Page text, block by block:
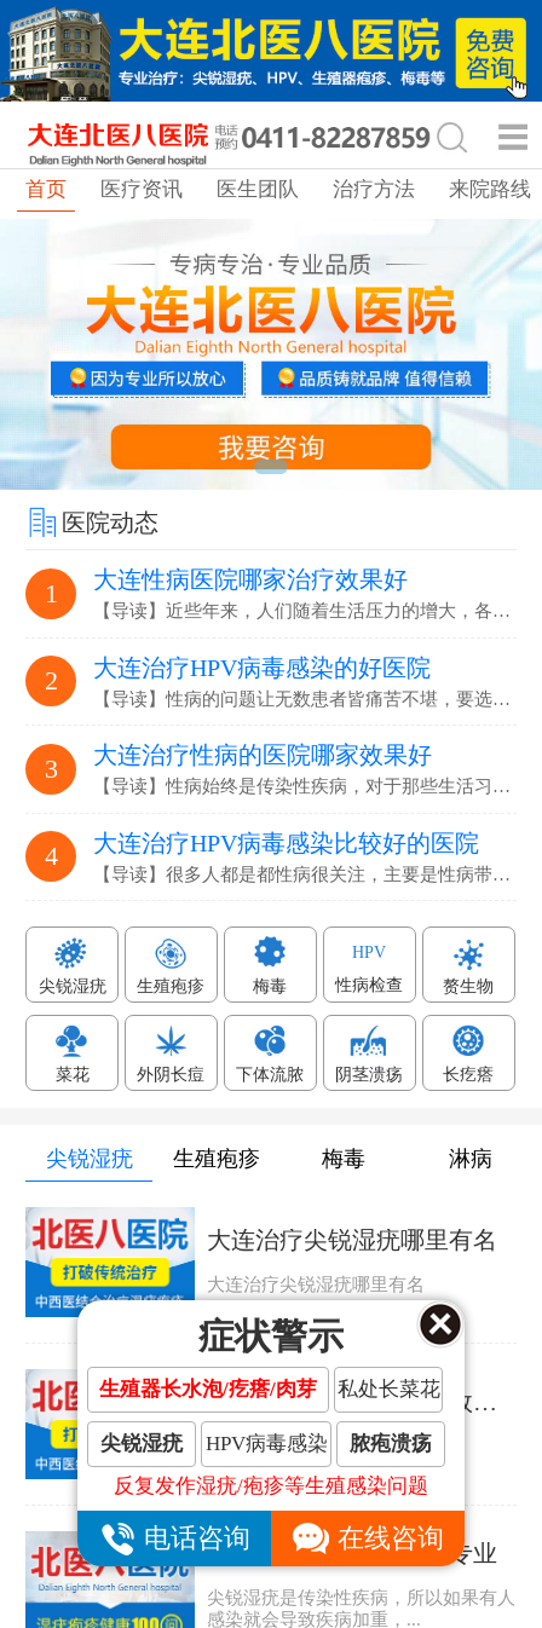
首页 医疗资讯 医生团队 治疗方法 来院路线
医院动态
1 大连性病医院哪家治疗效果好
【导读】近些年来，人们随着生活压力的增大，各…
2 大连治疗HPV病毒感染的好医院
【导读】性病的问题让无数患者皆痛苦不堪，要选…
3 大连治疗性病的医院哪家效果好
【导读】性病始终是传染性疾病，对于那些生活习…
4 大连治疗HPV病毒感染比较好的医院
【导读】很多人都是都性病很关注，主要是性病带…
尖锐湿疣 生殖疱疹 梅毒
HPV
性病检查
赘生物
菜花 外阴长痘 下体流脓 阴茎溃疡 长疙瘩
尖锐湿疣 生殖疱疹 梅毒 淋病
大连治疗尖锐湿疣哪里有名
大连治疗尖锐湿疣哪里有名
大连治疗尖锐湿疣哪里效果好
大连治疗尖锐湿疣哪里效果好
大连哪家尖锐湿疣医院专业
尖锐湿疣是传染性疾病，所以如果有人
感染就会导致疾病加重，...
症状警示
生殖器长水泡/疙瘩/肉芽 私处长菜花
尖锐湿疣 HPV病毒感染
脓疱溃疡
反复发作湿疣/疱疹等生殖感染问题
电话咨询 在线咨询